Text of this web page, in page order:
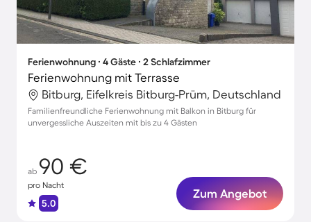
Ferienwohnung ∙ 4 Gäste ∙ 2 Schlafzimmer
Ferienwohnung mit Terrasse
Bitburg, Eifelkreis Bitburg-Prüm, Deutschland
Familienfreundliche Ferienwohnung mit Balkon in Bitburg für
unvergessliche Auszeiten mit bis zu 4 Gästen
ab 90 €
pro Nacht
5.0
Zum Angebot